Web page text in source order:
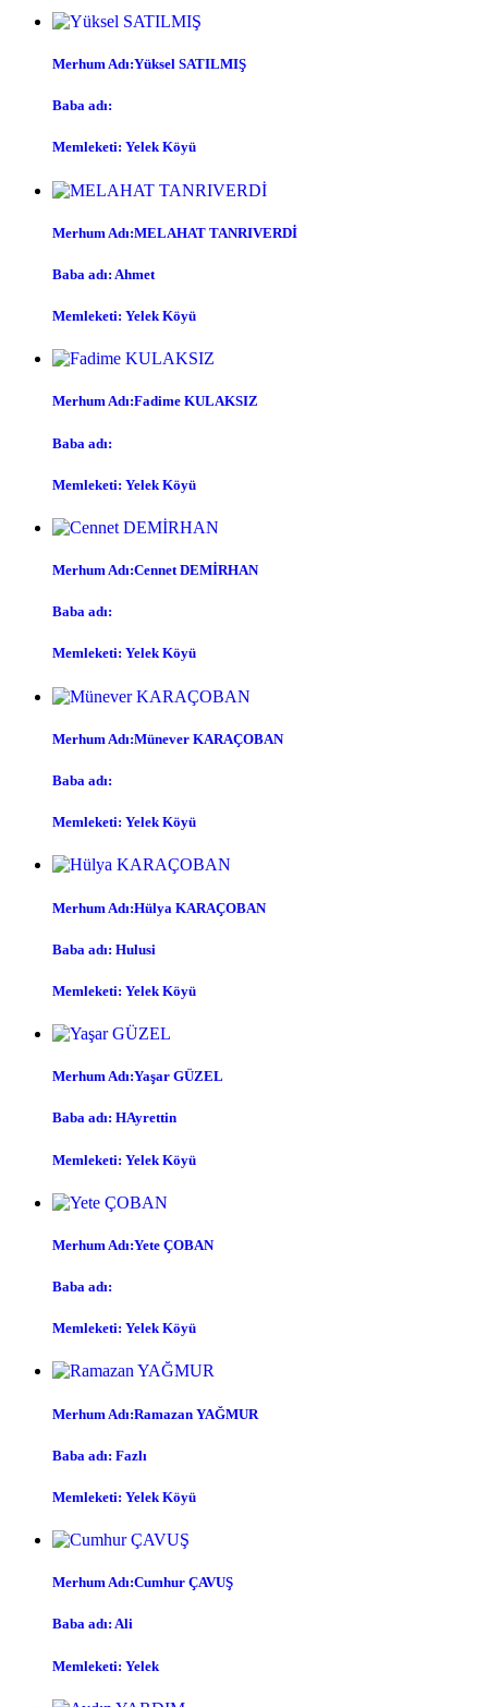
Merhum Adı:Yüksel SATILMIŞ
Baba adı:
Memleketi: Yelek Köyü
Merhum Adı:MELAHAT TANRIVERDİ
Baba adı: Ahmet
Memleketi: Yelek Köyü
Merhum Adı:Fadime KULAKSIZ
Baba adı:
Memleketi: Yelek Köyü
Merhum Adı:Cennet DEMİRHAN
Baba adı:
Memleketi: Yelek Köyü
Merhum Adı:Münever KARAÇOBAN
Baba adı:
Memleketi: Yelek Köyü
Merhum Adı:Hülya KARAÇOBAN
Baba adı: Hulusi
Memleketi: Yelek Köyü
Merhum Adı:Yaşar GÜZEL
Baba adı: HAyrettin
Memleketi: Yelek Köyü
Merhum Adı:Yete ÇOBAN
Baba adı:
Memleketi: Yelek Köyü
Merhum Adı:Ramazan YAĞMUR
Baba adı: Fazlı
Memleketi: Yelek Köyü
Merhum Adı:Cumhur ÇAVUŞ
Baba adı: Ali
Memleketi: Yelek